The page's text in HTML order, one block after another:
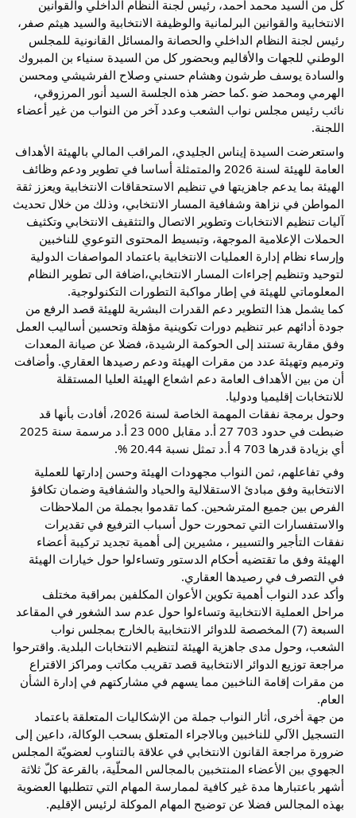
كل من السيد محمد أحمد، رئيس لجنة النظام الداخلي والقوانين
الانتخابية والقوانين البرلمانية والوظيفة الانتخابية والسيد هيثم صفر،
رئيس لجنة النظام الداخلي والحصانة والمسائل القانونية للمجلس
الوطني للجهات والأقاليم وبحضور كل من السيدة سنياء بن المبروك
والسادة يوسف طرشون وهشام حسني وصلاح الفرشيشي ومحسن
الهرمي ومحمد ضو .كما حضر هذه الجلسة السيد أنور المرزوقي،
نائب رئيس مجلس نواب الشعب وعدد آخر من النواب من غير أعضاء
اللجنة.
واستعرضت السيدة إيناس الجليدي، المراقب المالي بالهيئة الأهداف
العامة للهيئة لسنة 2026 والمتمثلة أساسا في تطوير ودعم وظائف
الهيئة بما يدعم جاهزيتها في تنظيم الاستحقاقات الانتخابية ويعزز ثقة
المواطن في نزاهة وشفافية المسار الانتخابي، وذلك من خلال تحديث
آليات تنظيم الانتخابات وتطوير الاتصال والتثقيف الانتخابي وتكثيف
الحملات الإعلامية الموجهة، وتبسيط المحتوى التوعوي للناخبين
وإرساء نظام إدارة العمليات الانتخابية باعتماد المواصفات الدولية
لتوحيد وتنظيم إجراءات المسار الانتخابي،اضافة الى تطوير النظام
المعلوماتي للهيئة في إطار مواكبة التطورات التكنولوجية.
كما يشمل هذا التطوير دعم القدرات البشرية للهيئة قصد الرفع من
جودة أدائهم عبر تنظيم دورات تكوينية مؤهلة وتحسين أساليب العمل
وفق مقاربة تستند إلى الحوكمة الرشيدة، فضلا عن صيانة المعدات
وترميم وتهيئة عدد من مقرات الهيئة ودعم رصيدها العقاري. وأضافت
أن من بين الأهداف العامة دعم اشعاع الهيئة العليا المستقلة
للانتخابات إقليميا ودوليا.
وحول برمجة نفقات المهمة الخاصة لسنة 2026، أفادت بأنها قد
ضبطت في حدود 703 27 أ.د مقابل 000 23 أ.د مرسمة سنة 2025
أي بزيادة قدرها 703 4 أ.د تمثل نسبة 20.44 %.
وفي تفاعلهم، ثمن النواب مجهودات الهيئة وحسن إدارتها للعملية
الانتخابية وفق مبادئ الاستقلالية والحياد والشفافية وضمان تكافؤ
الفرص بين جميع المترشحين. كما تقدموا بجملة من الملاحظات
والاستفسارات التي تمحورت حول أسباب الترفيع في تقديرات
نفقات التأجير والتسيير ، مشيرين إلى أهمية تجديد تركيبة أعضاء
الهيئة وفق ما تقتضيه أحكام الدستور وتساءلوا حول خيارات الهيئة
في التصرف في رصيدها العقاري.
وأكد عدد النواب أهمية تكوين الأعوان المكلفين بمراقبة مختلف
مراحل العملية الانتخابية وتساءلوا حول عدم سد الشغور في المقاعد
السبعة (7) المخصصة للدوائر الانتخابية بالخارج بمجلس نواب
الشعب، وحول مدى جاهزية الهيئة لتنظيم الانتخابات البلدية. واقترحوا
مراجعة توزيع الدوائر الانتخابية قصد تقريب مكاتب ومراكز الاقتراع
من مقرات إقامة الناخبين مما يسهم في مشاركتهم في إدارة الشأن
العام.
من جهة أخرى، أثار النواب جملة من الإشكاليات المتعلقة باعتماد
التسجيل الآلي للناخبين وبالاجراء المتعلق بسحب الوكالة، داعين إلى
ضرورة مراجعة القانون الانتخابي في علاقة بالتناوب لعضويّة المجلس
الجهوي بين الأعضاء المنتخبين بالمجالس المحلّية، بالقرعة كلّ ثلاثة
أشهر باعتبارها مدة غير كافية لممارسة المهام التي تتطلبها العضوية
بهذه المجالس فضلا عن توضيح المهام الموكلة لرئيس الإقليم.